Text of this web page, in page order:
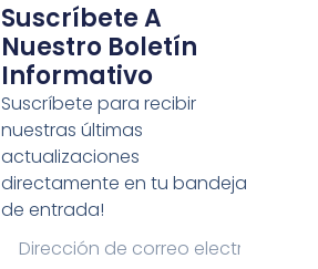
Suscríbete A
Nuestro Boletín
Informativo
Suscríbete para recibir
nuestras últimas
actualizaciones
directamente en tu bandeja
de entrada!